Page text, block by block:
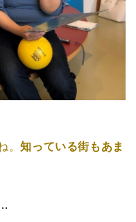
。知っている街もあま